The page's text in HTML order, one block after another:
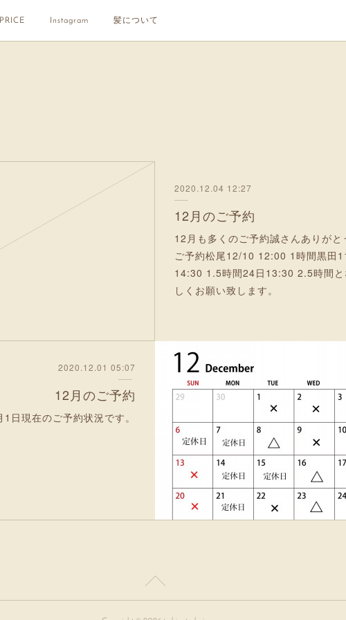
PRICE Instagram 髪について
2020.12.04 12:27
12月のご予約
12月も多くのご予約誠さんありが
ご予約松尾12/10 12:00 1時間黒田
14:30 1.5時間24日13:30 2.5時間と
しくお願い致します。
2020.12.01 05:07
12月のご予約
1日現在のご予約状況です。